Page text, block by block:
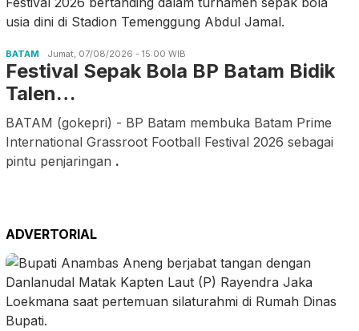
BATAM Jumat, 07/08/2026 - 15:00 WIB
Festival Sepak Bola BP Batam Bidik
Talen…
BATAM (gokepri) - BP Batam membuka Batam Prime
International Grassroot Football Festival 2026 sebagai
pintu penjaringan .
ADVERTORIAL